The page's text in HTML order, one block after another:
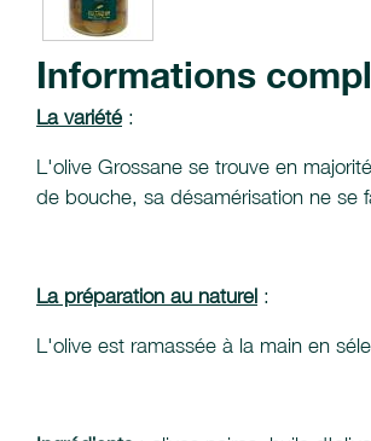
Informations
La variété :
L'olive Grossane se trouve en
de bouche, sa désamérisation ne se
La préparation au naturel :
L'olive est ramassée à la main en